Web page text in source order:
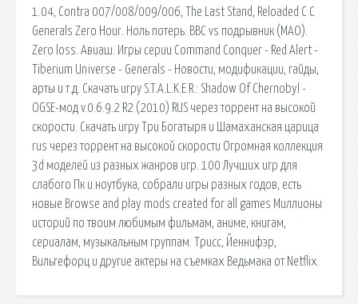
1.04, Contra 007/008/009/006, The Last Stand, Reloaded C C
Generals Zero Hour. Ноль потерь. ВВС vs подрывник (МАО).
Zero loss. Авиаш. Игры серии Command Conquer - Red Alert -
Tiberium Universe - Generals - Новости, модификации, гайды,
арты и т.д. Скачать игру S.T.A.L.K.E.R.: Shadow Of Chernobyl -
OGSE-мод v.0.6.9.2 R2 (2010) RUS через торрент на высокой
скорости. Скачать игру Три Богатыря и Шамаханская царица
rus через торрент на высокой скорости Огромная коллекция
3d моделей из разных жанров игр. 100 Лучших игр для
слабого Пк и ноутбука, собрали игры разных годов, есть
новые Browse and play mods created for all games Миллионы
историй по твоим любимым фильмам, аниме, книгам,
сериалам, музыкальным группам. Трисс, Йеннифэр,
Вильгефорц и другие актеры на съемках Ведьмака от Netflix.